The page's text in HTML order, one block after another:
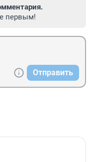
первым!
Отправить